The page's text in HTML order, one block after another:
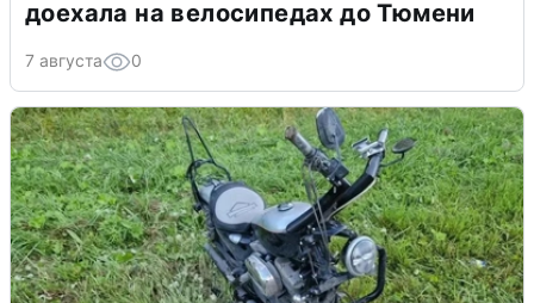
доехала на велосипедах до Тюмени
7 августа 0